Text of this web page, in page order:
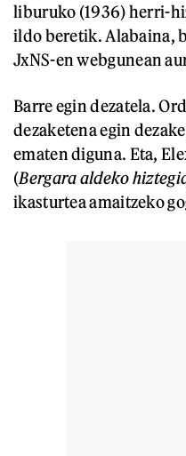
liburuko (1936) herri-
ildo beretik. Alabaina,
JxNS-en webgunean
Barre egin dezatela.
dezaketena egin
ematen diguna. Eta,
(Bergara aldeko
ikasturtea amaitzeko